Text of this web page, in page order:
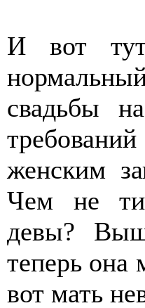
И вот
свадьбы
женским
Чем не
девы?
теперь она
вот мать